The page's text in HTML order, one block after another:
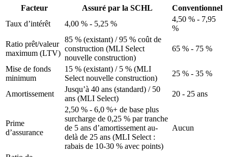
Facteur Assuré par la SCHL
Conventionnel
Taux d’intérêt
4,00 % - 5,25 %
4,50 % - 7,95
%
Ratio prêt/valeur
maximum (LTV)
85 % (existant) / 95 % coût de
construction (MLI Select
nouvelle construction)
65 % - 75 %
Mise de fonds
minimum
15 % (existant) / 5 % (MLI
Select nouvelle construction)
25 % - 35 %
Amortissement
Jusqu’à 40 ans (standard) / 50
ans (MLI Select)
20 - 25 ans
Prime
d’assurance
2,50 % - 6,0 %+ de base plus
surcharge de 0,25 % par tranche
de 5 ans d’amortissement au-
delà de 25 ans (MLI Select :
rabais de 10-30 % avec points)
Aucun